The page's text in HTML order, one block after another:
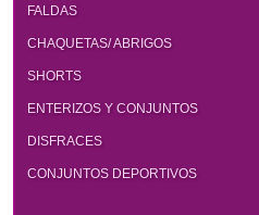
FALDAS
CHAQUETAS/ ABRIGOS
SHORTS
ENTERIZOS Y CONJUNTOS
DISFRACES
CONJUNTOS DEPORTIVOS